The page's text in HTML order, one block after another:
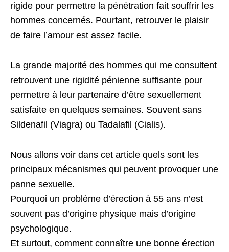
rigide pour permettre la pénétration fait souffrir les
hommes concernés. Pourtant, retrouver le plaisir
de faire l’amour est assez facile.
La grande majorité des hommes qui me consultent
retrouvent une rigidité pénienne suffisante pour
permettre à leur partenaire d’être sexuellement
satisfaite en quelques semaines. Souvent sans
Sildenafil (Viagra) ou Tadalafil (Cialis).
Nous allons voir dans cet article quels sont les
principaux mécanismes qui peuvent provoquer une
panne sexuelle.
Pourquoi un problème d’érection à 55 ans n’est
souvent pas d’origine physique mais d’origine
psychologique.
Et surtout, comment connaître une bonne érection